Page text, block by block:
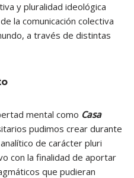
y pluralidad ideológica
la comunicación colectiva
a través de distintas
mental como Casa
pudimos crear durante
de carácter pluri
con la finalidad de aportar
que pudieran